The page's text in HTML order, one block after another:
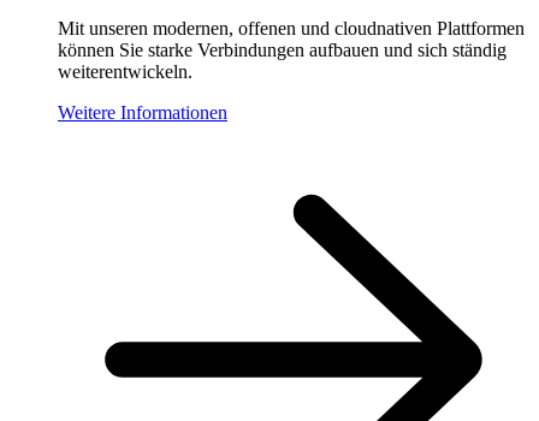
Mit unseren modernen, offenen und cloudnativen Plattformen
können Sie starke Verbindungen aufbauen und sich ständig
weiterentwickeln.
Weitere Informationen